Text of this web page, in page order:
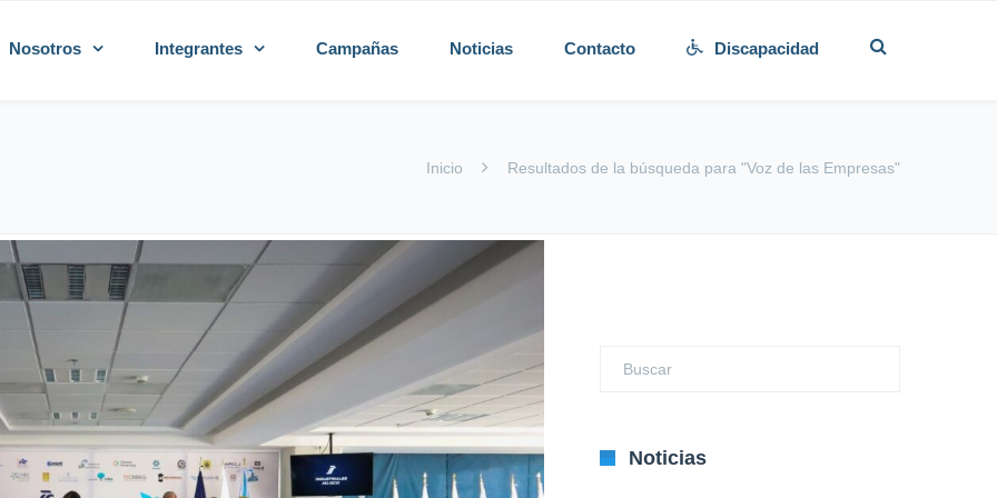
Nosotros Integrantes Campañas Noticias Contacto Discapacidad
Inicio Resultados de la búsqueda para "Voz de las Empresas"
Noticias